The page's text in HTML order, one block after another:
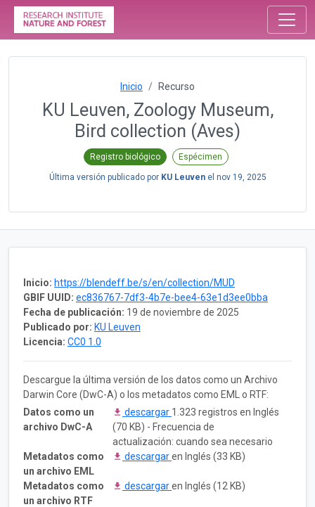
Inicio Recurso
KU Leuven, Zoology Museum,
Bird collection (Aves)
Registro biológico Espécimen
Última versión publicado por KU Leuvenel nov 19, 2025
Inicio: https://blendeff.be/s/en/collection/MUD
GBIF UUID: ec836767-7df3-4b7e-bee4-63e1d3ee0bba
Fecha de publicación: 19 de noviembre de 2025
Publicado por: KU Leuven
Licencia: CC0 1.0
Descargue la última versión de los datos como un Archivo
Darwin Core (DwC-A) o los metadatos como EML o RTF:
Datos como un
archivo DwC-A
descargar 1.323 registros en Inglés
(70 KB) - Frecuencia de
actualización: cuando sea necesario
Metadatos como
un archivo EML
descargaren Inglés (33 KB)
Metadatos como
un archivo RTF
descargaren Inglés (12 KB)